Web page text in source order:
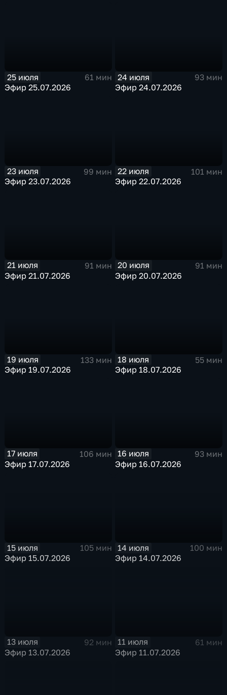
25 июля
61 мин
Эфир 25.07.2026
24 июля
93 мин
Эфир 24.07.2026
23 июля
99 мин
Эфир 23.07.2026
22 июля
101 мин
Эфир 22.07.2026
21 июля
91 мин
Эфир 21.07.2026
20 июля
91 мин
Эфир 20.07.2026
19 июля
133 мин
Эфир 19.07.2026
18 июля
55 мин
Эфир 18.07.2026
17 июля
106 мин
Эфир 17.07.2026
16 июля
93 мин
Эфир 16.07.2026
15 июля
105 мин
Эфир 15.07.2026
14 июля
100 мин
Эфир 14.07.2026
13 июля
92 мин
Эфир 13.07.2026
11 июля
61 мин
Эфир 11.07.2026